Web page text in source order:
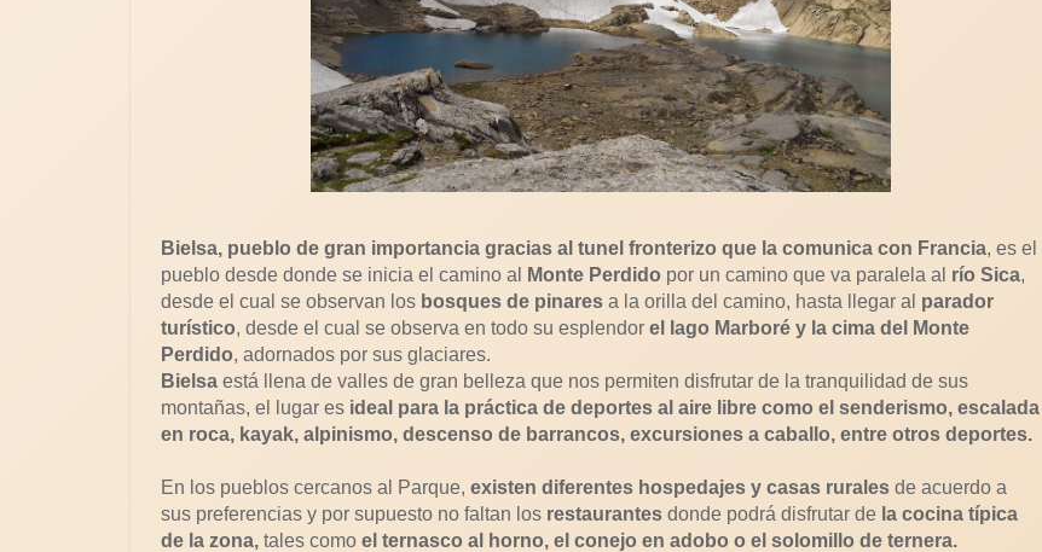
Bielsa, pueblo de gran importancia gracias al tunel fronterizo que la comunica con Francia, es el
pueblo desde donde se inicia el camino al
Monte Perdido por un camino que va paralela al río Sica,
desde el cual se observan los bosques de pinares a la orilla del camino, hasta llegar al parador
turístico, desde el cual se observa en todo su esplendor el lago Marboré y la cima del Monte
Perdido, adornados por sus glaciares.
Bielsa está llena de valles de gran belleza que nos permiten disfrutar de la tranquilidad de sus
montañas, el lugar es ideal para la práctica de deportes al aire libre como el senderismo, escalada
en roca, kayak, alpinismo, descenso de barrancos, excursiones a caballo, entre otros deportes.
En los pueblos cercanos al Parque, existen diferentes hospedajes y casas rurales de acuerdo a
sus preferencias y por supuesto no faltan los restaurantes donde podrá disfrutar de la cocina típica
de la zona, tales como el ternasco al horno, el conejo en adobo o el solomillo de ternera.